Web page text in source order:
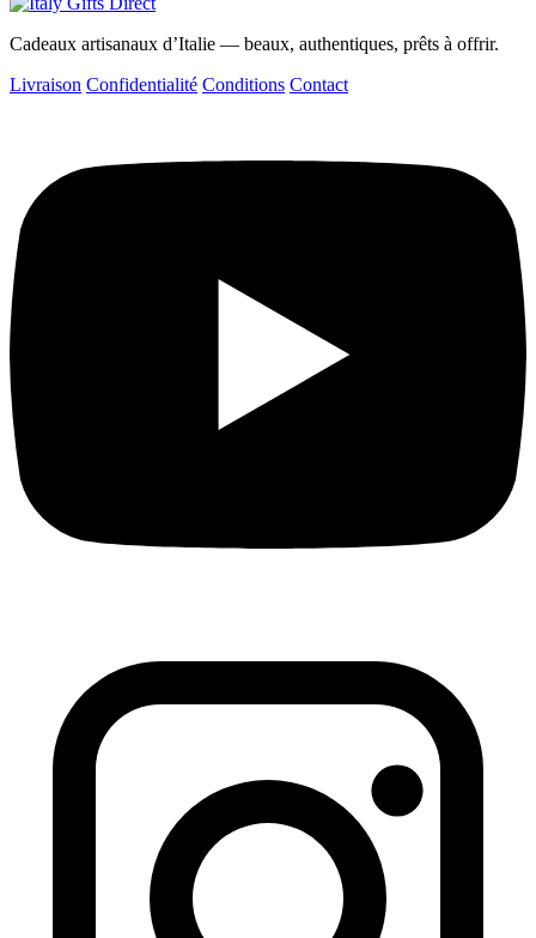
Cadeaux artisanaux d’Italie — beaux, authentiques, prêts à offrir.
Livraison Confidentialité Conditions Contact